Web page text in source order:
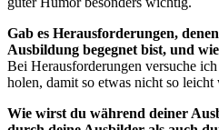
Gab es Herausforderungen,
Ausbildung begegnet bist, und
Bei Herausforderungen versuche
holen, damit so etwas nicht so leicht
Wie wirst du während deiner